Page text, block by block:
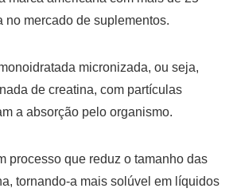
no mercado de suplementos.
micronizada, ou seja,
de creatina, com partículas
a absorção pelo organismo.
processo que reduz o tamanho das
tornando-a mais solúvel em líquidos